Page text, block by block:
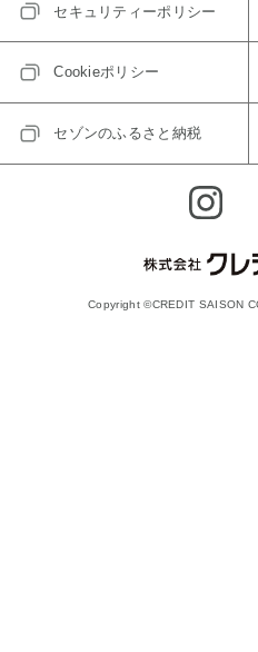
セキュリティーポリシー
Cookieポリシー
セゾンのふるさと納税
Copyright ©CREDIT SAISON